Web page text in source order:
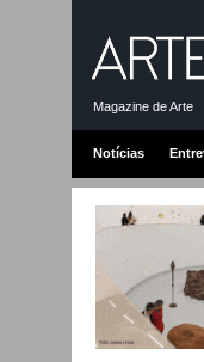
Magazine de Arte
Notícias